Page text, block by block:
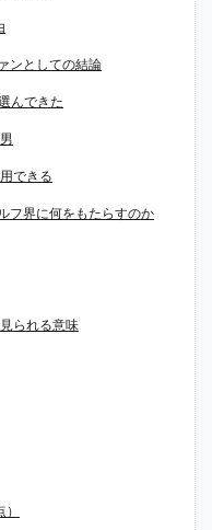
ンとしての結論
んできた
できる
フ界に何をもたらすのか
られる意味